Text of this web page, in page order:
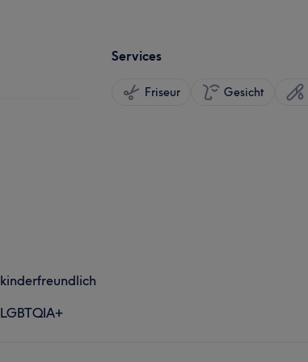
Services
Friseur Gesicht
kinderfreundlich
LGBTQIA+